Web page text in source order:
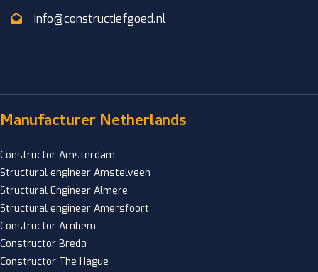
info@constructiefgoed.nl
Manufacturer Netherlands
Constructor Amsterdam
Structural engineer Amstelveen
Structural Engineer Almere
Structural engineer Amersfoort
Constructor Arnhem
Constructor Breda
Constructor The Hague